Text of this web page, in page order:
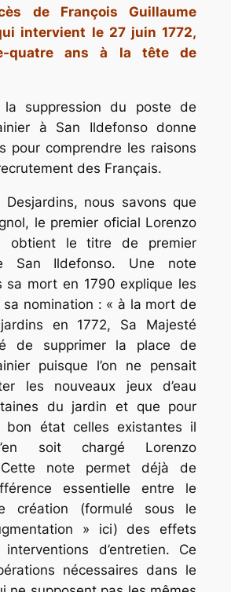
de François Guillaume
intervient le 27 juin 1772,
quatre ans à la tête de
la suppression du poste de
à San Ildefonso donne
pour comprendre les raisons
des Français.
nous savons que
le premier oficial Lorenzo
obtient le titre de premier
San Ildefonso. Une note
sa mort en 1790 explique les
nomination : « à la mort de
en 1772, Sa Majesté
de supprimer la place de
puisque l’on ne pensait
les nouveaux jeux d’eau
du jardin et que pour
bon état celles existantes il
soit chargé Lorenzo
note permet déjà de
essentielle entre le
création (formulé sous le
» ici) des effets
d’entretien. Ce
nécessaires dans le